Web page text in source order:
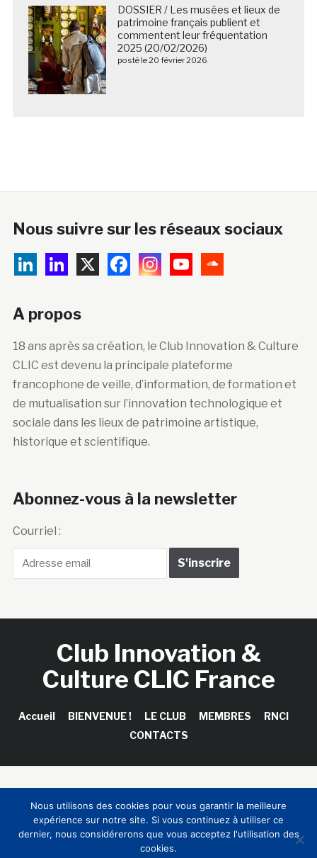
DOSSIER / Les musées et lieux de
patrimoine français publient et
commentent leur fréquentation
2025 (20/02/2026)
posté le 20 février 2026
Nous suivre sur les réseaux sociaux
A propos
18 ans après sa création, le Club Innovation & Culture
CLIC est devenu la principale plateforme
francophone de veille, d’information, de formation et
de mutualisation sur l’innovation technologique et
sociale dans les lieux de patrimoine artistique,
historique et scientifique.
Abonnez-vous à la newsletter
Courriel :
Club Innovation &
Culture CLIC France
Accueil BIENVENUE ! LE CLUB MEMBRES
RNCI
CONTACTS
Sinapses Conseils
Nous utilisons des cookies pour vous garantir la meilleure
expérience sur notre site. Si vous continuez à utiliser ce
dernier, nous considérerons que vous acceptez l'utilisation des
cookies.